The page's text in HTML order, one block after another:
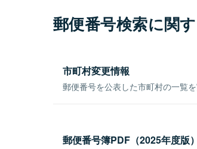
郵便番号検索に関
市町村変更情報
郵便番号を公表した市町村の一覧
郵便番号簿PDF（2025年度版）